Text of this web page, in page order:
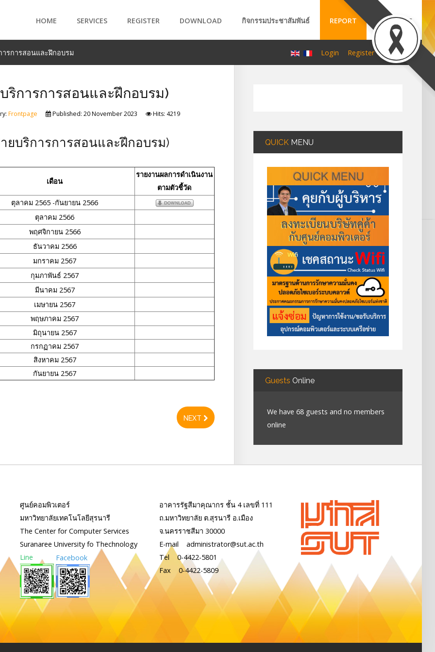
HOME SERVICES REGISTER DOWNLOAD กิจกรรมประชาสัมพันธ์ REPORT ABOUT US
ารการสอนและฝึกอบรม A A A
Register
Login
ริการการสอนและฝึกอบรม)
Frontpage Published: 20 November 2023 Hits: 4219
ยบริการการสอนและฝึกอบรม)
เดือน
รายงานผลการดำเนินงาน
ตามตัวชี้วัด
ตุลาคม 2565 -กันยายน 2566
ตุลาคม 2566
พฤศจิกายน 2566
ธันวาคม 2566
มกราคม 2567
กุมภาพันธ์ 2567
มีนาคม 2567
เมษายน 2567
พฤษภาคม 2567
มิถุนายน 2567
กรกฏาคม 2567
สิงหาคม 2567
กันยายน 2567
NEXT
QUICK MENU
Guests Online
We have 68 guests and no members
online
ศูนย์คอมพิวเตอร์
มหาวิทยาลัยเทคโนโลยีสุรนารี
The Center for Computer Services
Suranaree University fo Thechnology
Line
Facebook
อาคารรัฐสีมาคุณากร ชั้น 4 เลขที่ 111
ถ.มหาวิทยาลัย ต.สุรนารี อ.เมือง
จ.นครราชสีมา 30000
E-mail administrator@sut.ac.th
Tel 0-4422-5801
Fax 0-4422-5809